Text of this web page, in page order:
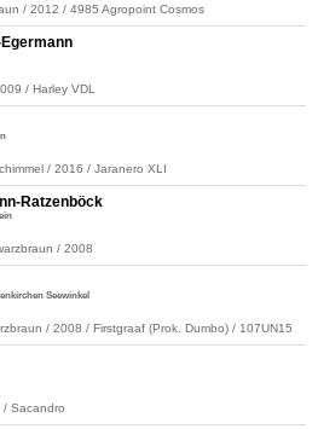
/ 2012 / 4985 Agropoint Cosmos
/ Harley VDL
/ 2016 / Jaranero XLI
Ratzenböck
/ 2008
Seewinkel
/ 2008 / Firstgraaf (Prok. Dumbo) / 107UN15
/ Sacandro